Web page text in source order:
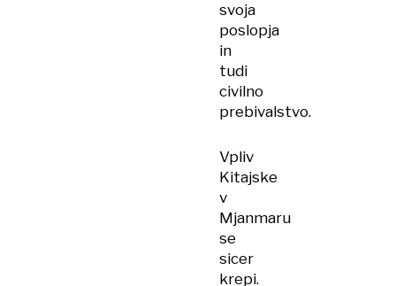
svoja
poslopja
in
tudi
civilno
prebivalstvo.
Vpliv
Kitajske
v
Mjanmaru
se
sicer
krepi.